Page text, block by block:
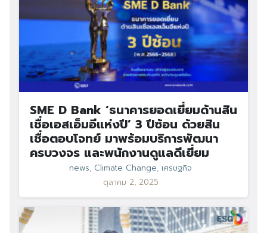
SME D Bank ‘ธนาคารยอดเยี่ยมด้านสิน
เชื่อเอสเอ็มอีแห่งปี’ 3 ปีซ้อน ด้วยสิน
เชื่อตอบโจทย์ มาพร้อมบริการพัฒนา
ครบวงจร และพนักงานดูแลดีเยี่ยม
news, Climate Change, เศรษฐกิจ
ตุลาคม 2, 2025